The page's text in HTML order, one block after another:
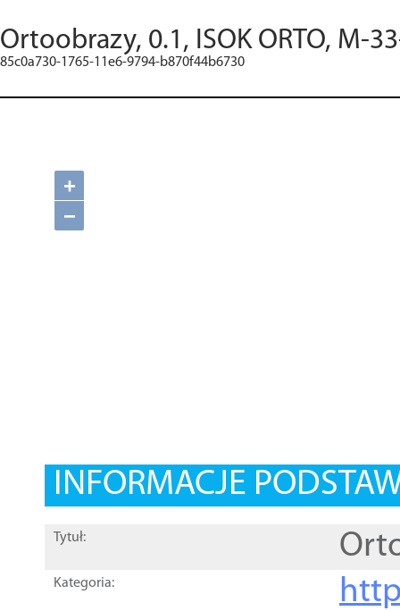
Ortoobrazy, 0.1, ISOK ORTO, M-
85c0a730-1765-11e6-9794-b870f44b6730
+
−
INFORMACJE
Tytuł:
Kategoria: